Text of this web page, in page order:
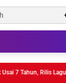
7 Tahun, Rilis Lagu